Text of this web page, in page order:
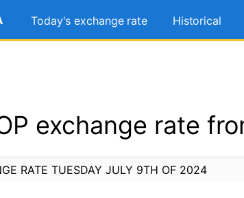
Today's exchange rate Historical
exchange rate
RATE TUESDAY JULY 9TH OF 2024